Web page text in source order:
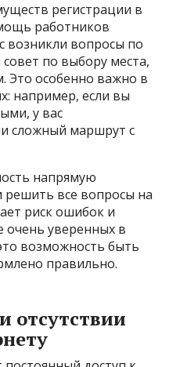
регистрации в
работников
возникли вопросы по
по выбору места,
Это особенно важно в
например, если вы
у вас
сложный маршрут с
напрямую
решить все вопросы на
риск ошибок и
очень уверенных в
возможность быть
правильно.
отсутствии